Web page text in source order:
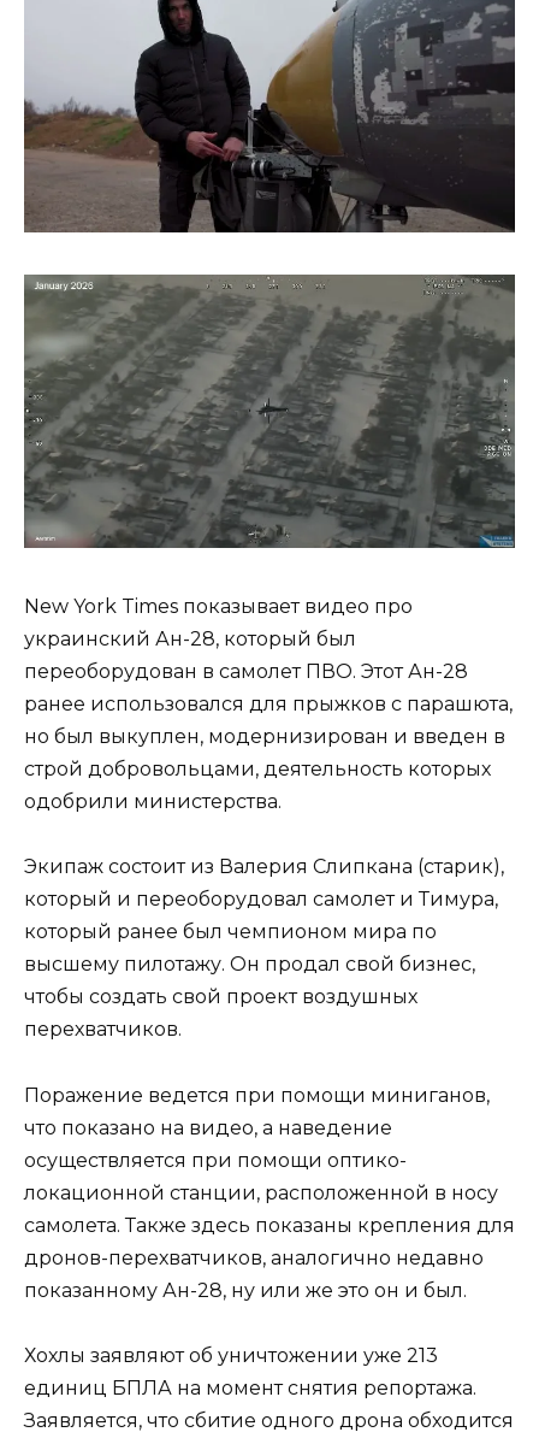
New York Times показывает видео про
украинский Ан-28, который был
переоборудован в самолет ПВО. Этот Ан-28
ранее использовался для прыжков с парашюта,
но был выкуплен, модернизирован и введен в
строй добровольцами, деятельность которых
одобрили министерства.
Экипаж состоит из Валерия Слипкана (старик),
который и переоборудовал самолет и Тимура,
который ранее был чемпионом мира по
высшему пилотажу. Он продал свой бизнес,
чтобы создать свой проект воздушных
перехватчиков.
Поражение ведется при помощи миниганов,
что показано на видео, а наведение
осуществляется при помощи оптико-
локационной станции, расположенной в носу
самолета. Также здесь показаны крепления для
дронов-перехватчиков, аналогично недавно
показанному Ан-28, ну или же это он и был.
Хохлы заявляют об уничтожении уже 213
единиц БПЛА на момент снятия репортажа.
Заявляется, что сбитие одного дрона обходится